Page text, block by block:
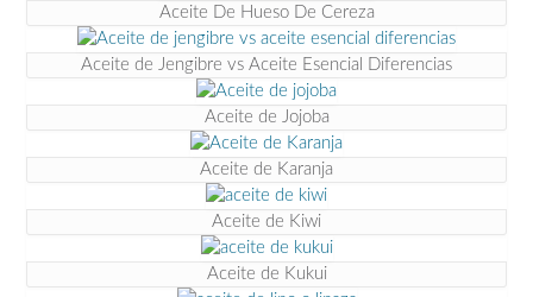
Aceite De Hueso De Cereza
Aceite de Jengibre vs Aceite Esencial Diferencias
Aceite de Jojoba
Aceite de Karanja
Aceite de Kiwi
Aceite de Kukui